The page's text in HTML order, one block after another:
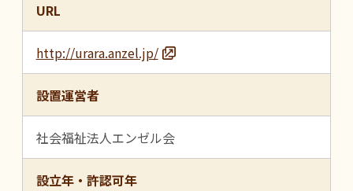
URL
http://urara.anzel.jp/
設置運営者
社会福祉法人エンゼル会
設立年・許認可年